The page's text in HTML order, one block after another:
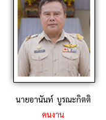
นายอานันท์ บูรณะกิตติ
คนงาน